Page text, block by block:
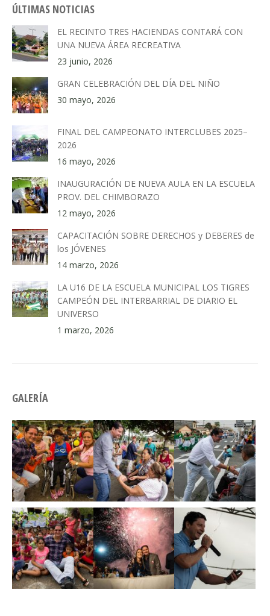
ÚLTIMAS NOTICIAS
EL RECINTO TRES HACIENDAS CONTARÁ CON
UNA NUEVA ÁREA RECREATIVA
23 junio, 2026
GRAN CELEBRACIÓN DEL DÍA DEL NIÑO
30 mayo, 2026
FINAL DEL CAMPEONATO INTERCLUBES 2025–
2026
16 mayo, 2026
INAUGURACIÓN DE NUEVA AULA EN LA ESCUELA
PROV. DEL CHIMBORAZO
12 mayo, 2026
CAPACITACIÓN SOBRE DERECHOS y DEBERES de
los JÓVENES
14 marzo, 2026
LA U16 DE LA ESCUELA MUNICIPAL LOS TIGRES
CAMPEÓN DEL INTERBARRIAL DE DIARIO EL
UNIVERSO
1 marzo, 2026
GALERÍA